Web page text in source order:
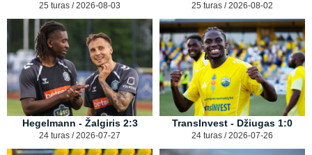
25 turas / 2026-08-03 25 turas / 2026-08-02
Hegelmann - Žalgiris 2:3
24 turas / 2026-07-27
TransInvest - Džiugas 1:0
24 turas / 2026-07-26